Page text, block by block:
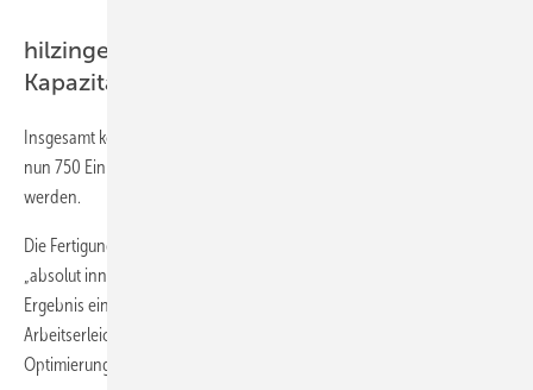
hilzinger Standort Rendsburg/Büdelsdorf:
Kapazität vervierfacht
Insgesamt konnten am Standort die Kapazitäten von bisher 200 auf
nun 750 Einheiten pro Woche um das zirka 3,8-Fache erweitert
werden.
Die Fertigungsprozesse und Maschinentechnik wurde auf einen
„absolut innovativen und zukunftsweisenden Stand gebracht mit dem
Ergebnis einer deutlichen Steigerung der Effizienz, einer massiven
Arbeitserleichterung für die Beschäftigten sowie einer weiteren
Optimierung der Qualitätssicherung“, so Hilzinger.